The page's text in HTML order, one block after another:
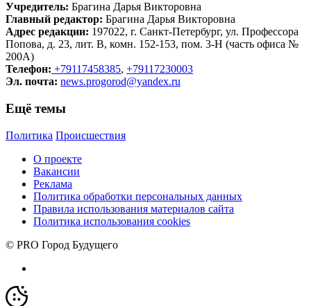
Учредитель: Брагина Дарья Викторовна
Главный редактор: Брагина Дарья Викторовна
Адрес редакции: 197022, г. Санкт-Петербург, ул. Профессора
Попова, д. 23, лит. В, комн. 152-153, пом. 3-Н (часть офиса №
200А)
Телефон: +79117458385, +79117230003
Эл. почта: news.progorod@yandex.ru
Ещё темы
Политика Происшествия
О проекте
Вакансии
Реклама
Политика обработки персональных данных
Правила использования материалов сайта
Политика использования cookies
© PRO Город Будущего